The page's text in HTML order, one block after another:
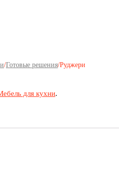
/Готовые решения/Руджери
для кухни.